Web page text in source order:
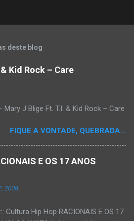
deste blog
Kid Rock – Care
Mary J Blige Ft. T.I. & Kid Rock – Care
FIQUE A VONTADE, QUEBRADA...
E OS 17 ANOS
2008
Cultura Hip Hop RACIONAIS E OS 17